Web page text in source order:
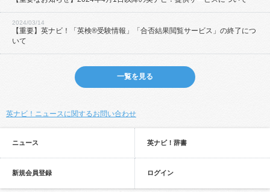
2024/03/14
【重要】英ナビ！「英検®受験情報」「合否結果閲覧サービス」の終了につ
いて
一覧を見る
英ナビ！ニュースに関するお問い合わせ
ニュース 英ナビ！辞書
新規会員登録 ログイン